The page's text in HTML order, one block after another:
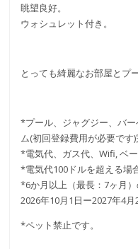
眺望良好。
ウォシュレット付き。
とっても綺麗なお部屋とプ
*プール、ジャグジー、バ
ム(初回登録費用が必要です
*電気代、ガス代、Wifi, ベ
*電気代100ドルを超える場
*6か月以上（最長：7ヶ月
2026年10月1日ー2027年4月
*ペット禁止です。